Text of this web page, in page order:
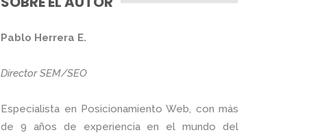
Pablo Herrera E.
Director SEM/SEO
Especialista en Posicionamiento Web, con más
de 9 años de experiencia en el mundo del